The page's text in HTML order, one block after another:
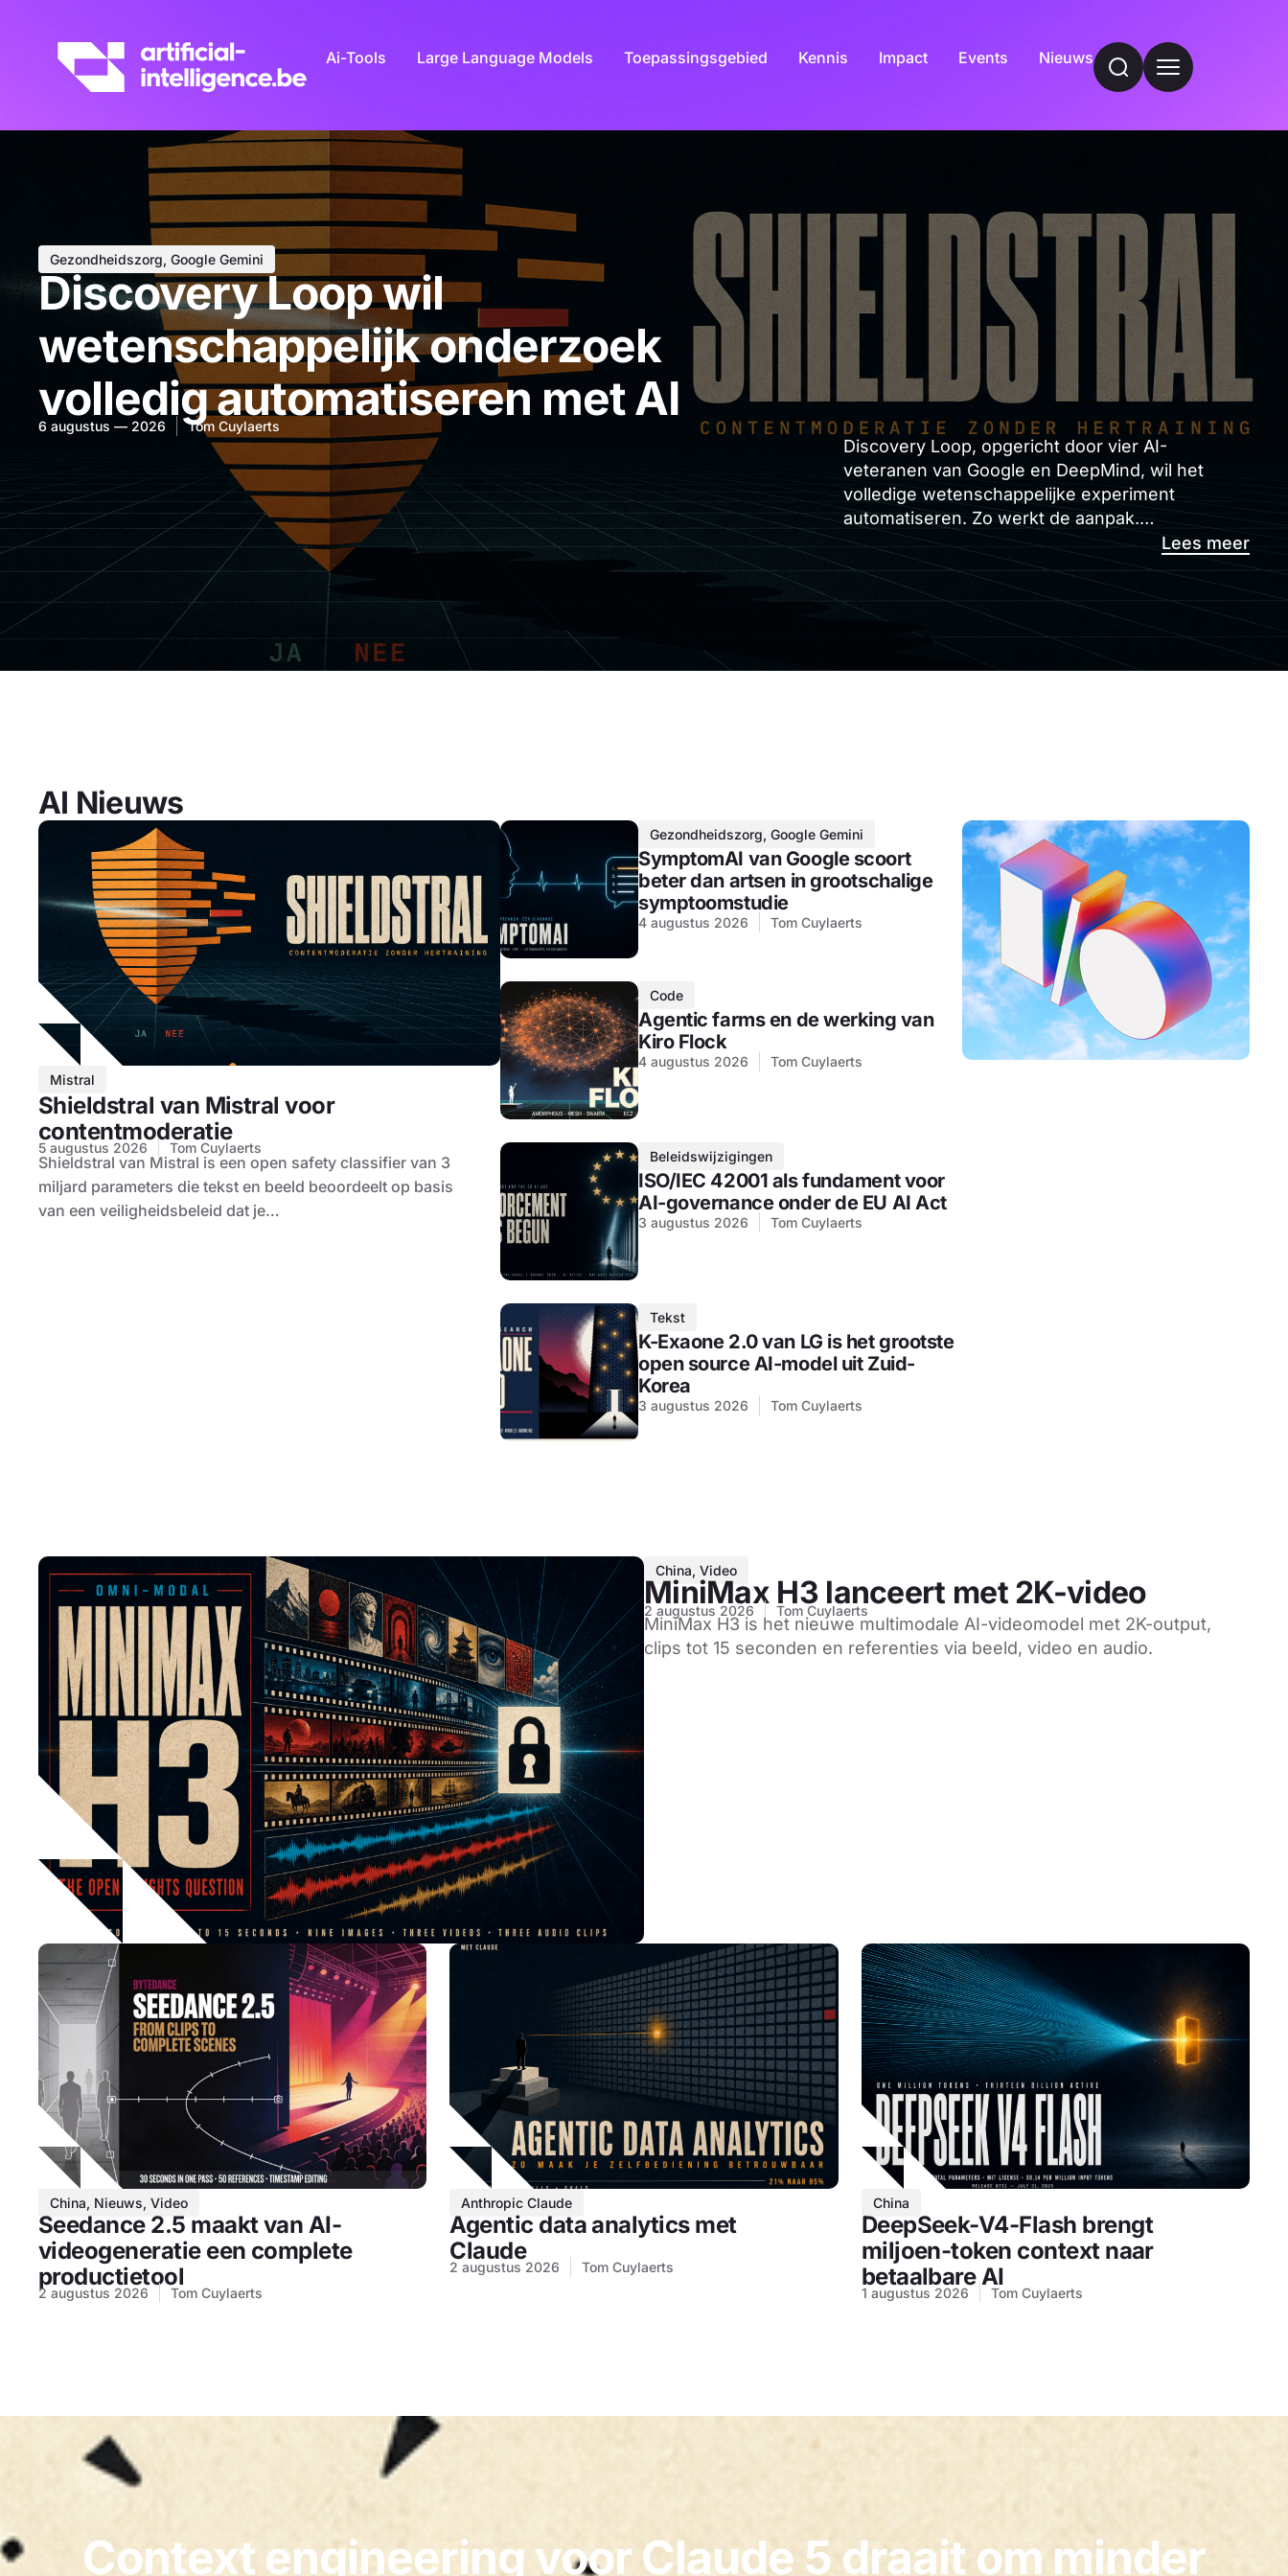
Ai-Tools Large Language Models Toepassingsgebied Kennis Impact Events Nieuws
Gezondheidszorg, Google Gemini
Discovery Loop wil
wetenschappelijk onderzoek
volledig automatiseren met AI
6 augustus — 2026 Tom Cuylaerts
Discovery Loop, opgericht door vier AI-
veteranen van Google en DeepMind, wil het
volledige wetenschappelijke experiment
automatiseren. Zo werkt de aanpak.…
Lees meer
AI Nieuws
Mistral
Shieldstral van Mistral voor
contentmoderatie
5 augustus 2026 Tom Cuylaerts
Shieldstral van Mistral is een open safety classifier van 3
miljard parameters die tekst en beeld beoordeelt op basis
van een veiligheidsbeleid dat je…
Gezondheidszorg, Google Gemini
SymptomAI van Google scoort
beter dan artsen in grootschalige
symptoomstudie
4 augustus 2026 Tom Cuylaerts
Code
Agentic farms en de werking van
Kiro Flock
4 augustus 2026 Tom Cuylaerts
Beleidswijzigingen
ISO/IEC 42001 als fundament voor
AI-governance onder de EU AI Act
3 augustus 2026 Tom Cuylaerts
Tekst
K-Exaone 2.0 van LG is het grootste
open source AI-model uit Zuid-
Korea
3 augustus 2026 Tom Cuylaerts
China, Video
MiniMax H3 lanceert met 2K-video
2 augustus 2026 Tom Cuylaerts
MiniMax H3 is het nieuwe multimodale AI-videomodel met 2K-output,
clips tot 15 seconden en referenties via beeld, video en audio.
China, Nieuws, Video
Seedance 2.5 maakt van AI-
videogeneratie een complete
productietool
2 augustus 2026 Tom Cuylaerts
Anthropic Claude
Agentic data analytics met
Claude
2 augustus 2026 Tom Cuylaerts
China
DeepSeek-V4-Flash brengt
miljoen-token context naar
betaalbare AI
1 augustus 2026 Tom Cuylaerts
Context engineering voor Claude 5 draait om minder